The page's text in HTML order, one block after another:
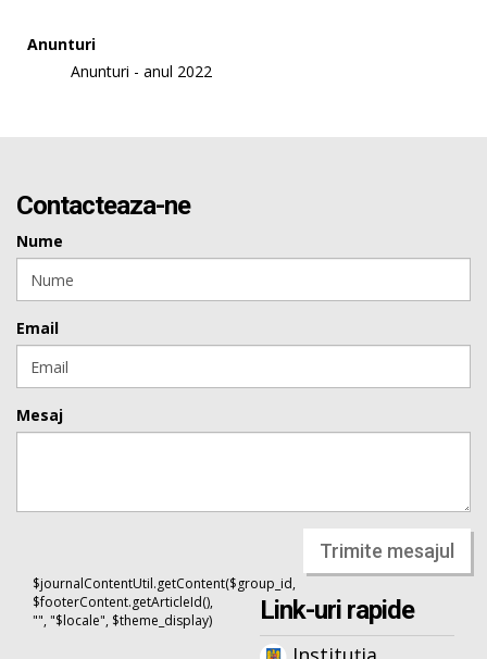
Anunturi
Anunturi - anul 2022
Contacteaza-ne
Nume
Email
Mesaj
Trimite mesajul
$journalContentUtil.getContent($group_id,
$footerContent.getArticleId(),
"", "$locale", $theme_display)
Link-uri rapide